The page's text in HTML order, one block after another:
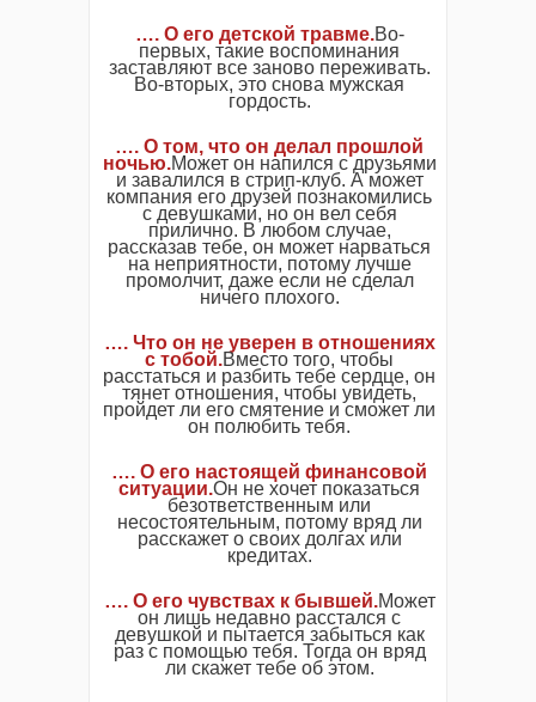
…. О его детской травме.Во-
первых, такие воспоминания
заставляют все заново переживать.
Во-вторых, это снова мужская
гордость.
…. О том, что он делал прошлой
ночью.Может он напился с друзьями
и завалился в стрип-клуб. А может
компания его друзей познакомились
с девушками, но он вел себя
прилично. В любом случае,
рассказав тебе, он может нарваться
на неприятности, потому лучше
промолчит, даже если не сделал
ничего плохого.
…. Что он не уверен в отношениях
с тобой.Вместо того, чтобы
расстаться и разбить тебе сердце, он
тянет отношения, чтобы увидеть,
пройдет ли его смятение и сможет ли
он полюбить тебя.
…. О его настоящей финансовой
ситуации.Он не хочет показаться
безответственным или
несостоятельным, потому вряд ли
расскажет о своих долгах или
кредитах.
…. О его чувствах к бывшей.Может
он лишь недавно расстался с
девушкой и пытается забыться как
раз с помощью тебя. Тогда он вряд
ли скажет тебе об этом.